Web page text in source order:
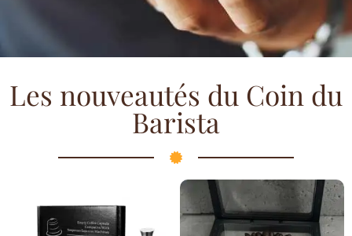
Les nouveautés du Coin du
Barista